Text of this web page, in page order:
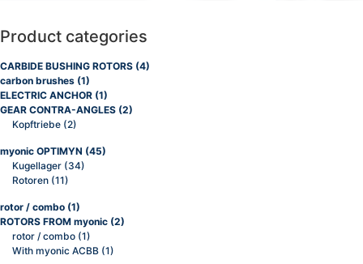
Product categories
CARBIDE BUSHING ROTORS (4)
carbon brushes (1)
ELECTRIC ANCHOR (1)
GEAR CONTRA-ANGLES (2)
Kopftriebe (2)
myonic OPTIMYN (45)
Kugellager (34)
Rotoren (11)
rotor / combo (1)
ROTORS FROM myonic (2)
rotor / combo (1)
With myonic ACBB (1)